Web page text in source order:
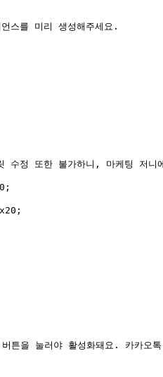
스를 미리 생성해주세요.
정 또한 불가하니, 마케팅 저니
눌러야 활성화돼요. 카카오톡,